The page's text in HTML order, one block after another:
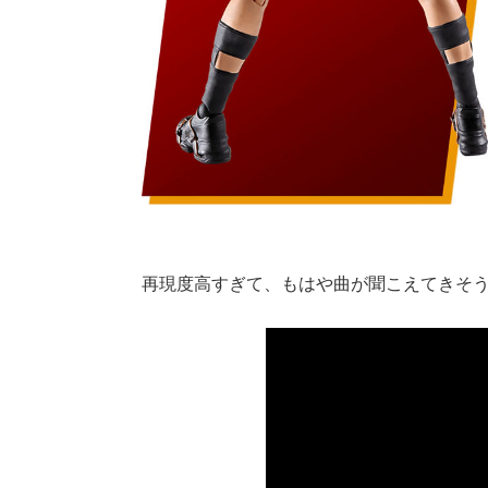
再現度高すぎて、もはや曲が聞こえてきそ